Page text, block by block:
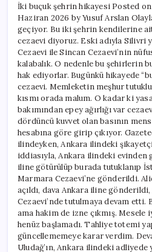
İki buçuk şehrin hikayesi Posted on
Haziran 2026 by Yusuf Arslan
geçiyor. Bu iki şehrin kendilerine
cezaevi diyoruz. Eski adıyla Silivri
Cezaevi ile Sincan Cezaevi’nin
kalabalık. O nedenle bu şehirlerin
hak ediyorlar. Bugünkü hikayede
cezaevi. Memleketin meşhur
kısmı orada malum. O kadar ki
bakımından epey ağırlığı var
dördüncü kuvvet olan basının
hesabına göre girip çıkıyor.
ilindeyken, Ankara ilindeki
iddiasıyla, Ankara ilindeki evinden
iline götürülüp burada tutuklanıp
Marmara Cezaevi’ne gönderildi.
açıldı, dava Ankara iline
Cezaevi’nde tutulmaya devam etti.
ama hakim de izne çıkmış. Mesele
henüz başlamadı. Tahliye totemi
güncellememeye karar verdim.
Uludağ’ın, Ankara ilindeki adliyede